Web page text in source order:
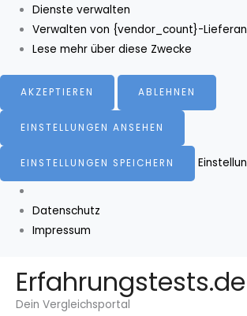
Dienste verwalten
Verwalten von {vendor_count}-
Lese mehr über diese Zwecke
AKZEPTIEREN ABLEHNEN
EINSTELLUNGEN ANSEHEN
EINSTELLUNGEN SPEICHERN
Datenschutz
Impressum
Inhalt
springen
Erfahrungstests.de
Dein Vergleichsportal